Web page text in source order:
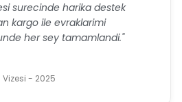
surecinde harika destek
kargo ile evraklarimi
her sey tamamlandi."
- 2025